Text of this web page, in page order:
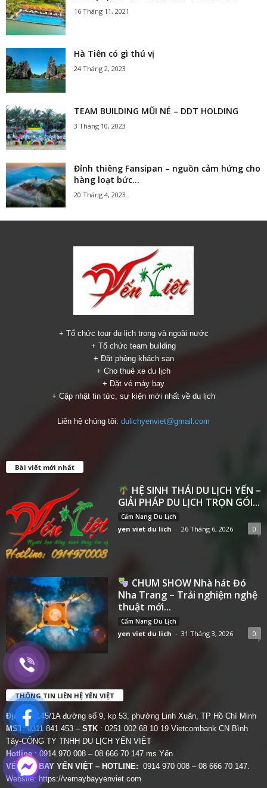
16 Tháng 11, 2021
Hà Tiên có gì thú vị
24 Tháng 2, 2023
TEAM BUILDING MŨI NÉ – DDT HOLDING
3 Tháng 10, 2023
Đỉnh thiêng Fansipan – nguồn cảm hứng cho
hàng loạt bức...
20 Tháng 4, 2023
+ Tổ chức tour du lịch trong và ngoài nước
+ Tổ chức team building
+ Đặt phòng khách sạn
+ Cho thuê xe du lịch
+ Đặt vé máy bay
+ Cập nhật tin tức, sự kiện mới nhất về du lịch
Liên hệ chúng tôi: dulichyenviet@gmail.com
Bài viết mới nhất
HỆ SINH THÁI DU LỊCH YẾN –
GIẢI PHÁP DU LỊCH TRỌN GÓI...
Cẩm Nang Du Lịch
yen viet du lich - 26 Tháng 6, 2026 0
CHUM SHOW Nhà hát Đó
Nha Trang – Trải nghiệm nghệ
thuật mới...
Cẩm Nang Du Lịch
yen viet du lich - 31 Tháng 3, 2026 0
THÔNG TIN LIÊN HỆ YẾN VIỆT
Địa chỉ:
145/1A đường số 9, kp 53, phường Linh Xuân, TP Hồ Chí Minh
MST: 0311 841 453 – STK : 0251 002 68 10 19 Vietcombank CN Bình
Tây-CÔNG TY TNHH DU LỊCH YẾN VIỆT
Hotline : 0914 970 008 – 08 666 70 147 ms Yến
VÉ MÁY BAY YẾN VIỆT – HOTLINE: 0914 970 008 – 08 666 70 147.
Website: https://vemaybayyenviet.com